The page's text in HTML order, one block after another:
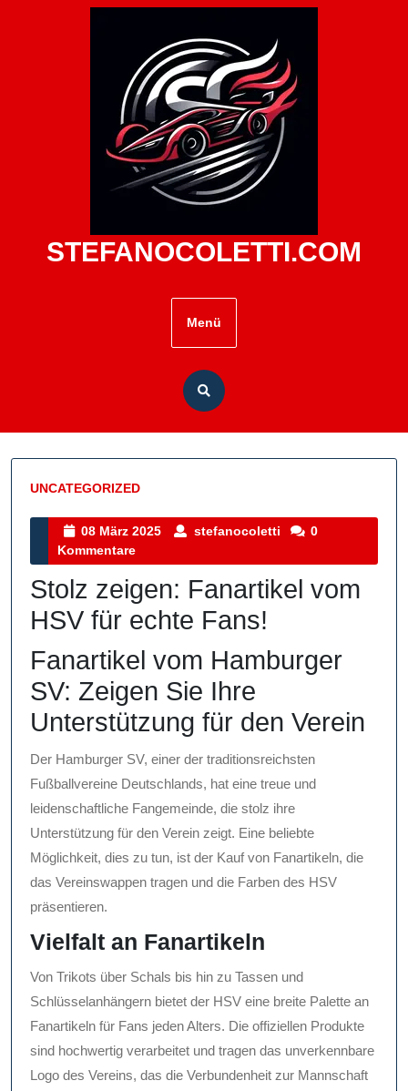
STEFANOCOLETTI.COM
Menü
UNCATEGORIZED
Kategorie
08 März 2025
08
2025
stefanocoletti stefanocoletti
0
Kommentare
Stolz zeigen: Fanartikel vom
HSV für echte Fans!
Fanartikel vom Hamburger
SV: Zeigen Sie Ihre
Unterstützung für den Verein
Der Hamburger SV, einer der traditionsreichsten
Fußballvereine Deutschlands, hat eine treue und
leidenschaftliche Fangemeinde, die stolz ihre
Unterstützung für den Verein zeigt. Eine beliebte
Möglichkeit, dies zu tun, ist der Kauf von Fanartikeln, die
das Vereinswappen tragen und die Farben des HSV
präsentieren.
Vielfalt an Fanartikeln
Von Trikots über Schals bis hin zu Tassen und
Schlüsselanhängern bietet der HSV eine breite Palette an
Fanartikeln für Fans jeden Alters. Die offiziellen Produkte
sind hochwertig verarbeitet und tragen das unverkennbare
Logo des Vereins, das die Verbundenheit zur Mannschaft